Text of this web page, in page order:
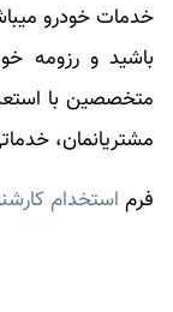
خدمات خودرو
باشید و رزومه
متخصصین با
مشتریانمان،
فرم استخدام